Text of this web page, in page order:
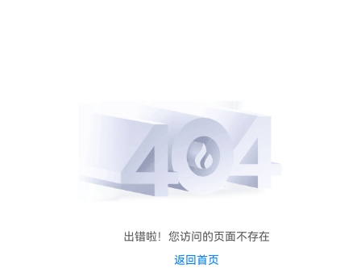
出错啦！您访问的页面不存在
返回首页